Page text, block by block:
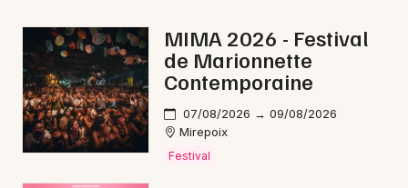
Sorties & loisirs
Montagne en Midi-Pyrénées
Montagne en Occitanie
MIMA 2026 - Festival
de Marionnette
Contemporaine
07/08/2026 → 09/08/2026
Mirepoix
Festival